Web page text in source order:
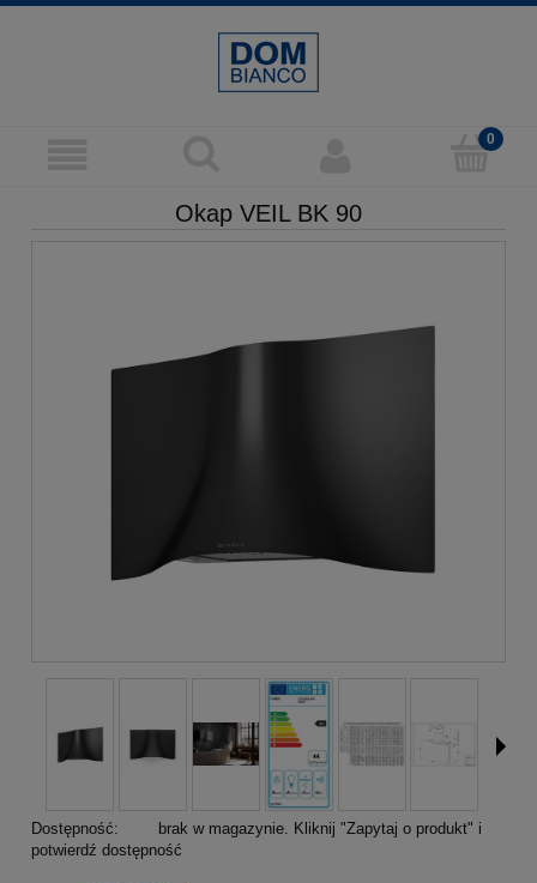
Okap VEIL BK 90
Dostępność:
brak w magazynie. Kliknij "Zapytaj o produkt" i
potwierdź dostępność